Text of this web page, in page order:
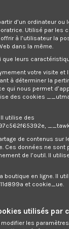
détruire les
votre
pendant
les cellules
herbes se
remplacement des
grâce à l?
d’un ordinateur ou
Utilisé par les
à l’utilisateur la
dans la même.
leurs
votre visite et
à déterminer la
qui nous permet
des cookies
utilise des
de contenus sur
Ces données ne sont
de l’outil. Il
boutique en ligne. Il
et cookie_ue.
utilisés par
les